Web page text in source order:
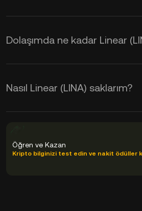
Dolaşımda ne kadar Linear
Nasıl Linear (LINA) saklarım?
Öğren ve Kazan
Kripto bilginizi test edin ve nakit ödüller